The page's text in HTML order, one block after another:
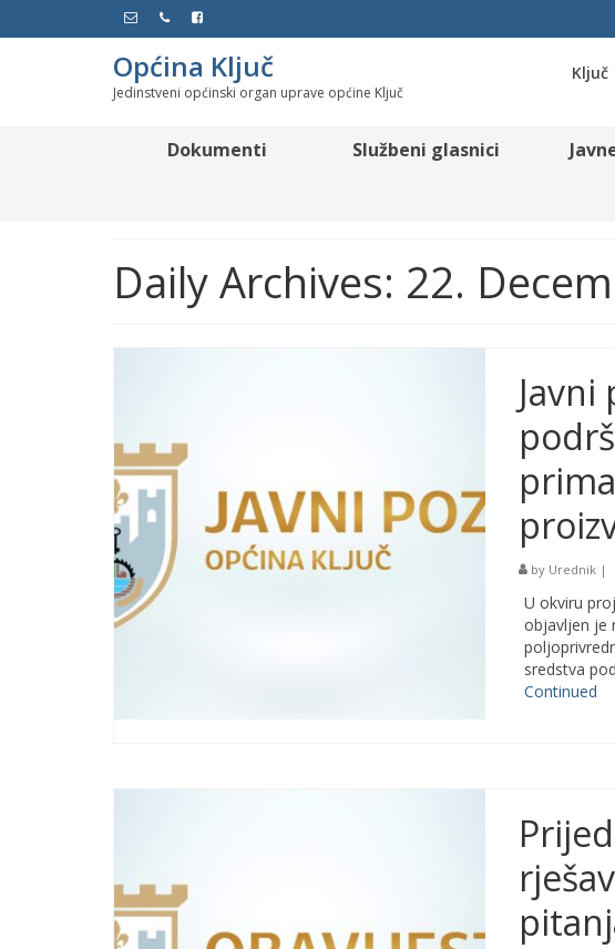
Općina Ključ
Jedinstveni općinski organ uprave općine Ključ
Ključ
Dokumenti Službeni glasnici
Daily Archives: 22.
Javni
by Urednik|
U okviru
objavljen je
sredstva
Continued